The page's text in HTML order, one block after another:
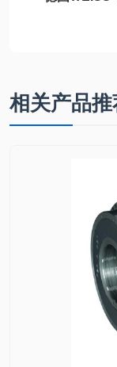
重型B轴、
用型B轴
相关产品